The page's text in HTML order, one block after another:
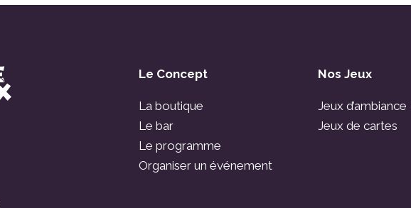
Le Concept
La boutique
Le bar
Le programme
Organiser un événement
Nos Jeux
Jeux d’ambiance
Jeux de cartes